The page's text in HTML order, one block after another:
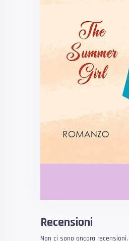
Recensioni
Non ci sono ancora recensioni.